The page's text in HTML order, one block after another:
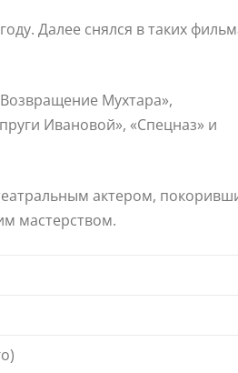
Далее снялся в таких
Мухтара»,
Ивановой», «Спецназ» и
актером,
мастерством.